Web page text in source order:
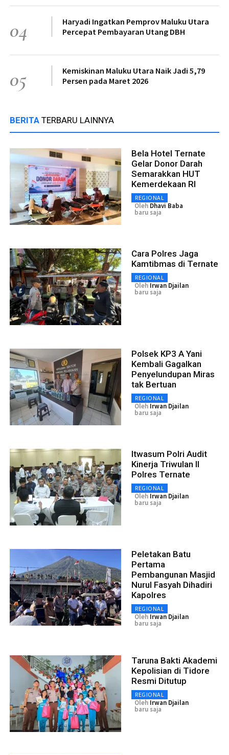
04
Haryadi Ingatkan Pemprov Maluku Utara
Percepat Pembayaran Utang DBH
05
Kemiskinan Maluku Utara Naik Jadi 5,79
Persen pada Maret 2026
BERITA TERBARU LAINNYA
Bela Hotel Ternate
Gelar Donor Darah
Semarakkan HUT
Kemerdekaan RI
REGIONAL
Oleh Dhavi Baba
baru saja
Cara Polres Jaga
Kamtibmas di Ternate
REGIONAL
Oleh Irwan Djailan
baru saja
Polsek KP3 A Yani
Kembali Gagalkan
Penyelundupan Miras
tak Bertuan
REGIONAL
Oleh Irwan Djailan
baru saja
Itwasum Polri Audit
Kinerja Triwulan II
Polres Ternate
REGIONAL
Oleh Irwan Djailan
baru saja
Peletakan Batu
Pertama
Pembangunan Masjid
Nurul Fasyah Dihadiri
Kapolres
REGIONAL
Oleh Irwan Djailan
baru saja
Taruna Bakti Akademi
Kepolisian di Tidore
Resmi Ditutup
REGIONAL
Oleh Irwan Djailan
baru saja